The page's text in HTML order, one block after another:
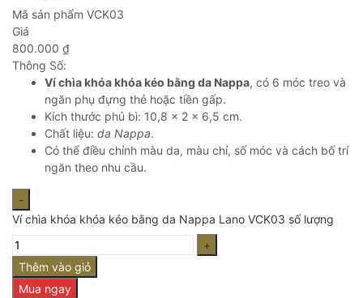
Mã sản phẩm VCK03
Giá
800.000 ₫
Thông Số:
Ví chìa khóa khóa kéo bằng da Nappa, có 6 móc treo và
ngăn phụ đựng thẻ hoặc tiền gấp.
Kích thước phủ bì: 10,8 × 2 × 6,5 cm.
Chất liệu: da Nappa.
Có thể điều chỉnh màu da, màu chỉ, số móc và cách bố trí
ngăn theo nhu cầu.
Ví chìa khóa khóa kéo bằng da Nappa Lano VCK03 số lượng
Thêm vào giỏ
Mua ngay